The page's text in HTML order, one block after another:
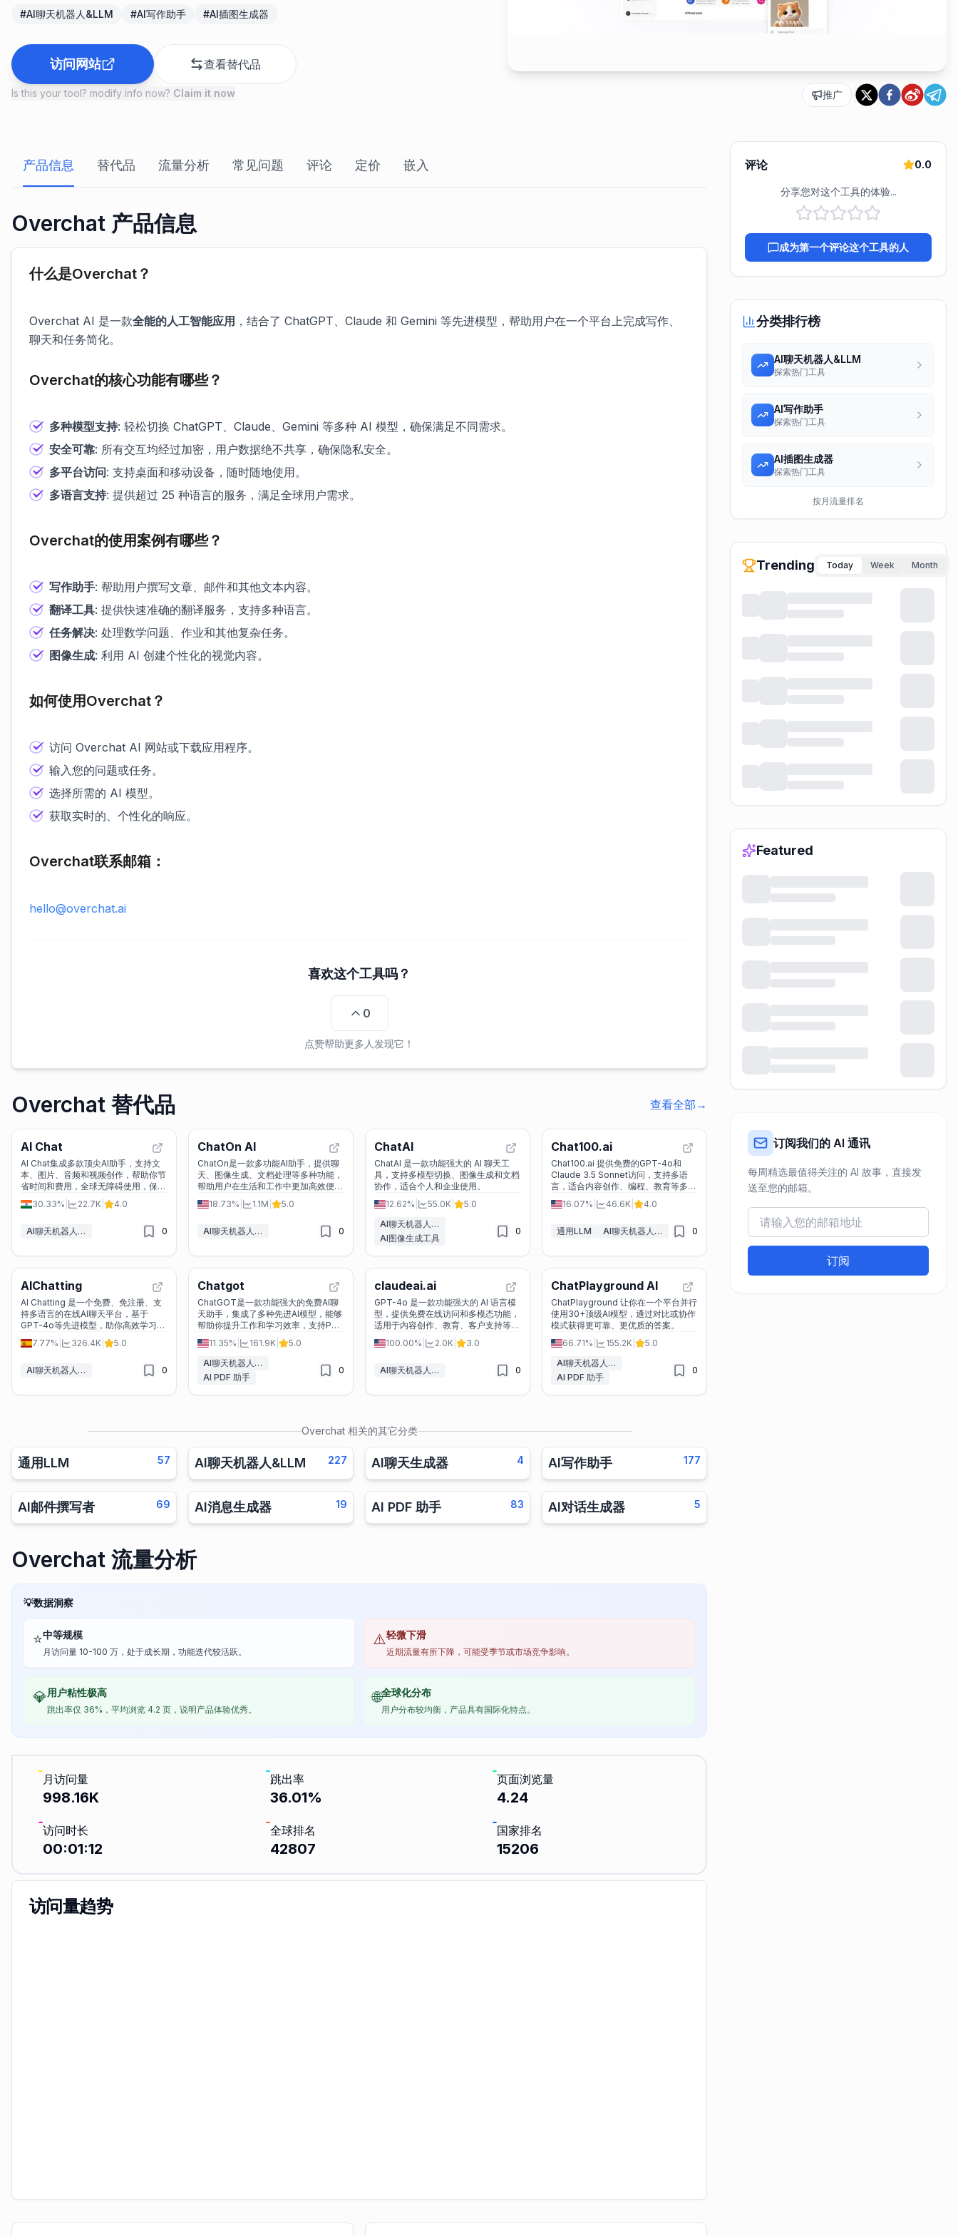
#AI聊天机器人&LLM #AI写作助手 #AI插图生成器
访问网站 查看替代品
Is this your tool? modify info now? Claim it now 推广
产品信息 替代品 流量分析 常见问题 评论 定价 嵌入
Overchat 产品信息
什么是Overchat？
Overchat AI 是一款全能的人工智能应用 ，结合了 ChatGPT、Claude 和 Gemini 等先进模型，帮助用户在一个平台上完成写作、
聊天和任务简化。
Overchat的核心功能有哪些？
多种模型支持: 轻松切换 ChatGPT、Claude、Gemini 等多种 AI 模型，确保满足不同需求。
安全可靠: 所有交互均经过加密，用户数据绝不共享，确保隐私安全。
多平台访问: 支持桌面和移动设备，随时随地使用。
多语言支持: 提供超过 25 种语言的服务，满足全球用户需求。
Overchat的使用案例有哪些？
写作助手: 帮助用户撰写文章、邮件和其他文本内容。
翻译工具: 提供快速准确的翻译服务，支持多种语言。
任务解决: 处理数学问题、作业和其他复杂任务。
图像生成: 利用 AI 创建个性化的视觉内容。
如何使用Overchat？
访问 Overchat AI 网站或下载应用程序。
输入您的问题或任务。
选择所需的 AI 模型。
获取实时的、个性化的响应。
Overchat联系邮箱：
hello@overchat.ai
喜欢这个工具吗？
0
点赞帮助更多人发现它！
Overchat 替代品 查看全部 →
AI Chat
AI Chat集成多款顶尖AI助手，支持文
本、图片、音频和视频创作，帮助你节
省时间和费用，全球无障碍使用，保障
隐私安全。
30.33% 22.7K 4.0
AI聊天机器人&LLM 0
ChatOn AI
ChatOn是一款多功能AI助手，提供聊
天、图像生成、文档处理等多种功能，
帮助用户在生活和工作中更加高效便
捷。
18.73% 1.1M 5.0
AI聊天机器人&LLM 0
ChatAI
ChatAI 是一款功能强大的 AI 聊天工
具，支持多模型切换、图像生成和文档
协作，适合个人和企业使用。
12.62%
55.0K
5.0
AI聊天机器人&LLM
AI图像生成工具
0
Chat100.ai
Chat100.ai 提供免费的GPT-4o和
Claude 3.5 Sonnet访问，支持多语
言，适合内容创作、编程、教育等多种
场景，是ChatGPT的理想替代方案。
16.07% 46.6K 4.0
通用LLM AI聊天机器人&LLM 0
AIChatting
AI Chatting 是一个免费、免注册、支
持多语言的在线AI聊天平台，基于
GPT-4o等先进模型，助你高效学习、
写作与日常决策。
7.77% 326.4K 5.0
AI聊天机器人&LLM 0
Chatgot
ChatGOT是一款功能强大的免费AI聊
天助手，集成了多种先进AI模型，能够
帮助你提升工作和学习效率，支持PDF
解析、PPT生成、图像创作等多种功
能。11.35% 161.9K
5.0
AI聊天机器人&LLM
AI PDF 助手
0
claudeai.ai
GPT-4o 是一款功能强大的 AI 语言模
型，提供免费在线访问和多模态功能，
适用于内容创作、教育、客户支持等多
个领域。
100.00% 2.0K 3.0
AI聊天机器人&LLM 0
ChatPlayground AI
ChatPlayground 让你在一个平台并行
使用30+顶级AI模型，通过对比或协作
模式获得更可靠、更优质的答案。
66.71%
155.2K
5.0
AI聊天机器人&LLM
AI PDF 助手
0
Overchat 相关的其它分类
通用LLM 57 AI聊天机器人&LLM 227 AI聊天生成器 4 AI写作助手 177
AI邮件撰写者 69 AI消息生成器 19 AI PDF 助手 83 AI对话生成器 5
Overchat 流量分析
💡数据洞察
⭐中等规模
月访问量 10-100 万，处于成长期，功能迭代较活跃。
⚠️轻微下滑
近期流量有所下降，可能受季节或市场竞争影响。
💎用户粘性极高
跳出率仅 36%，平均浏览 4.2 页，说明产品体验优秀。
🌐全球化分布
用户分布较均衡，产品具有国际化特点。
月访问量
998.16K
跳出率
36.01%
页面浏览量
4.24
访问时长
00:01:12
全球排名
42807
国家排名
15206
访问量趋势
评论 0.0
分享您对这个工具的体验...
成为第一个评论这个工具的人
分类排行榜
AI聊天机器人&LLM
探索热门工具
AI写作助手
探索热门工具
AI插图生成器
探索热门工具
按月流量排名
Trending Today Week Month
Featured
订阅我们的 AI 通讯
每周精选最值得关注的 AI 故事，直接发
送至您的邮箱。
订阅